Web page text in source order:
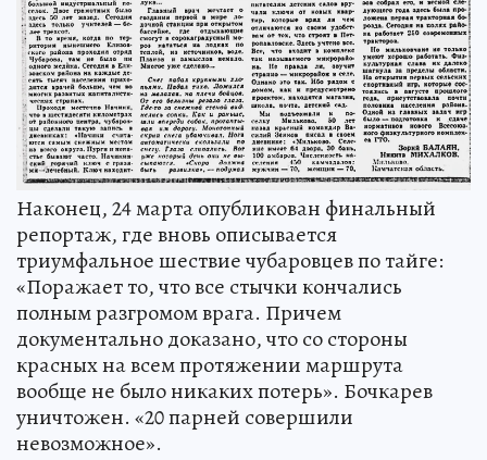
Наконец, 24 марта опубликован финальный
репортаж, где вновь описывается
триумфальное шествие чубаровцев по тайге:
«Поражает то, что все стычки кончались
полным разгромом врага. Причем
документально доказано, что со стороны
красных на всем протяжении маршрута
вообще не было никаких потерь». Бочкарев
уничтожен. «20 парней совершили
невозможное».